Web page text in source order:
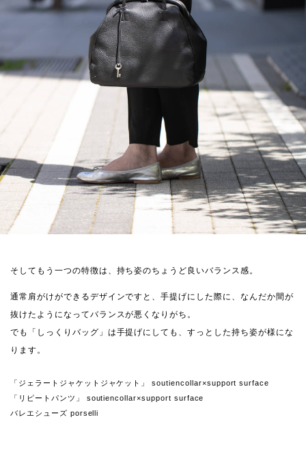
そしてもう一つの特徴は、持ち姿のちょうど良いバランス感。
通常肩がけができるデザインですと、手提げにした際に、なんだか間が
抜けたようになってバランスが悪くなりがち。
でも「しっくりバッグ」は手提げにしても、すっとした持ち姿が様にな
ります。
「ジェラートジャケットジャケット」 soutiencollar×support surface
「リピートパンツ」 soutiencollar×support surface
バレエシューズ porselli